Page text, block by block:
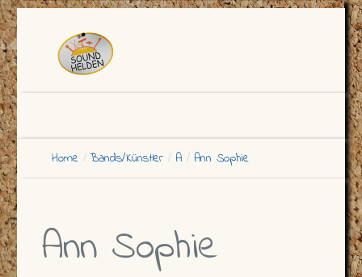
Home Bands/Künstler A Ann Sophie
Ann Sophie